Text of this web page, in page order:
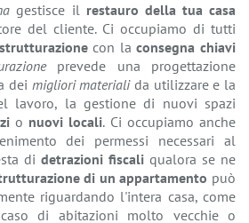
gestisce il restauro della tua casa
del cliente. Ci occupiamo di tutti
con laconsegna chiavi
prevede una progettazione
dei migliori materialida utilizzare e la
lavoro, la gestione di nuovi spazi
o nuovi locali. Ci occupiamo anche
dei permessi necessari al
di detrazioni fiscali qualora se ne
di un appartamento può
riguardando l'intera casa, come
di abitazioni molto vecchie o